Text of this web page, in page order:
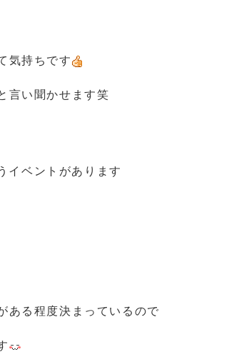
気持ちです
言い聞かせます笑
イベントがあります
ある程度決まっているので